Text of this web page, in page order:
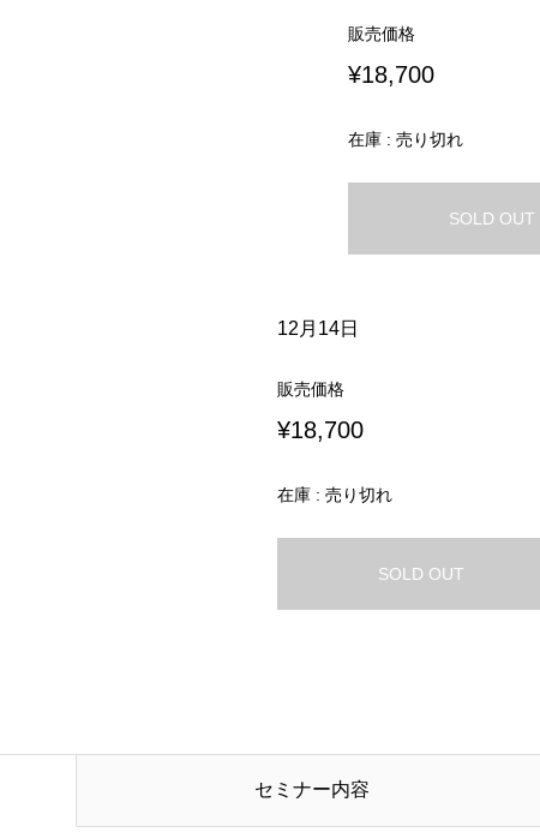
販売価格
¥18,700
在庫 : 売り切れ
SOLD OUT
12月14日
販売価格
¥18,700
在庫 : 売り切れ
SOLD OUT
セミナー内容